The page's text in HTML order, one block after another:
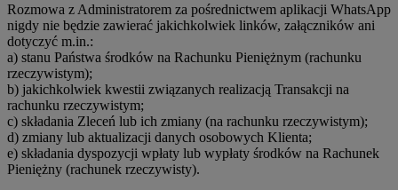
Rozmowa z Administratorem za pośrednictwem aplikacji WhatsApp
nigdy nie będzie zawierać jakichkolwiek linków, załączników ani
dotyczyć m.in.:
a) stanu Państwa środków na Rachunku Pieniężnym (rachunku
rzeczywistym);
b) jakichkolwiek kwestii związanych realizacją Transakcji na
rachunku rzeczywistym;
c) składania Zleceń lub ich zmiany (na rachunku rzeczywistym);
d) zmiany lub aktualizacji danych osobowych Klienta;
e) składania dyspozycji wpłaty lub wypłaty środków na Rachunek
Pieniężny (rachunek rzeczywisty).